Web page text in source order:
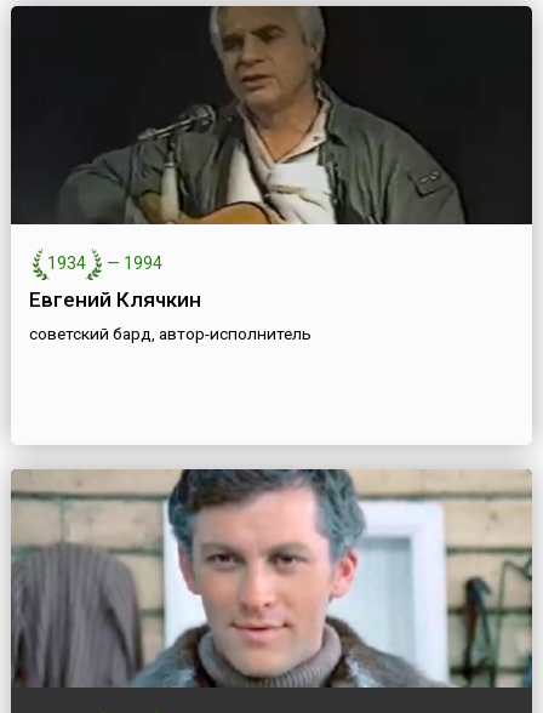
1934 — 1994
Евгений Клячкин
советский бард, автор-исполнитель